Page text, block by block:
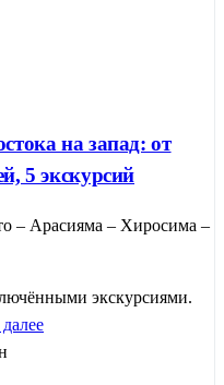
на запад: от
5 экскурсий
– Арасияма – Хиросима –
экскурсиями.